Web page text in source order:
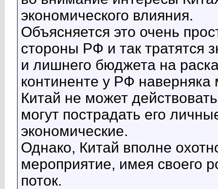
экономического влияния.
Объясняется это очень
стороны РФ и так тратятся
и лишнего бюджета на
континенте у РФ
Китай не может
могут пострадать его
экономические.
Однако, Китай вполне
мероприятие, имея своего
поток.